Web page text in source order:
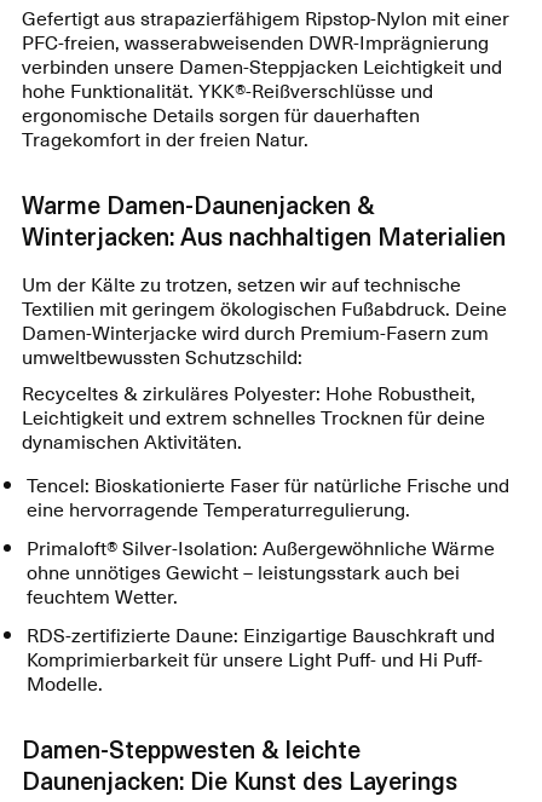
Gefertigt aus strapazierfähigem Ripstop-Nylon mit einer
PFC-freien, wasserabweisenden DWR-Imprägnierung
verbinden unsere Damen-Steppjacken Leichtigkeit und
hohe Funktionalität. YKK®-Reißverschlüsse und
ergonomische Details sorgen für dauerhaften
Tragekomfort in der freien Natur.
Warme Damen-Daunenjacken &
Winterjacken: Aus nachhaltigen Materialien
Um der Kälte zu trotzen, setzen wir auf technische
Textilien mit geringem ökologischen Fußabdruck. Deine
Damen-Winterjacke wird durch Premium-Fasern zum
umweltbewussten Schutzschild:
Recyceltes & zirkuläres Polyester: Hohe Robustheit,
Leichtigkeit und extrem schnelles Trocknen für deine
dynamischen Aktivitäten.
Tencel: Bioskationierte Faser für natürliche Frische und
eine hervorragende Temperaturregulierung.
Primaloft® Silver-Isolation: Außergewöhnliche Wärme
ohne unnötiges Gewicht – leistungsstark auch bei
feuchtem Wetter.
RDS-zertifizierte Daune: Einzigartige Bauschkraft und
Komprimierbarkeit für unsere Light Puff- und Hi Puff-
Modelle.
Damen-Steppwesten & leichte
Daunenjacken: Die Kunst des Layerings